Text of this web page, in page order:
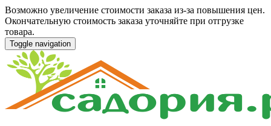
Возможно увеличение стоимости заказа из-за повышения цен.
Окончательную стоимость заказа уточняйте при отгрузке
товара.
Toggle navigation